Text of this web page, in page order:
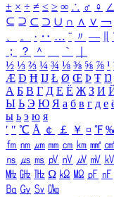
± × ÷ ≠ ≤ ≥ ∞ ∴ ♂ ♀ ∠
⊆ ⊇ ⊂ ⊃ ∪ ∩ ∧ ∨ ￢
、
。 · ‥ … ¨ 〃 ―
；
？ ＾ ｀
½ ⅓ ⅔ ¼ ¾ ⅛ ⅜ ⅝ ⅞ ¹
Æ Ð Ħ Ĳ Ł Ø Œ Þ Ŧ Ŋ
А Б В Г Д Е Ё Ж З И
Ы Ь Э Ю Я а б в г д е
ы ь э ю я
′ ″ ℃ Å ￠ ￡ ￥ ¤ ℉
㎙ ㎚ ㎛ ㎜ ㎝ ㎞ ㎟ ㎠
㎱ ㎲ ㎳ ㎴ ㎵ ㎶ ㎷ ㎸
㎒ ㎓ ㎔ Ω ㏀ ㏁ ㎊ ㎋
㏃ ㏉ ㏜ ㏆